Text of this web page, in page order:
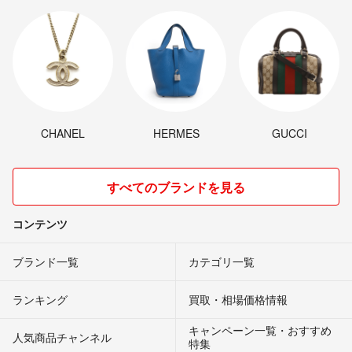
CHANEL HERMES GUCCI
すべてのブランドを見る
コンテンツ
ブランド一覧 カテゴリ一覧
ランキング 買取・相場価格情報
人気商品チャンネル
キャンペーン一覧・おすすめ
特集